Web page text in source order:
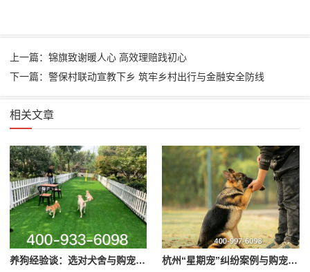
上一篇：锦旗致谢暖人心 高效理赔践初心
下一篇：警保村联动宣教下乡 筑牢乡村出行与金融安全防线
相关文章
养狗经验谈：选对犬舍与购宠避坑要点参考 杭州“星期宠”纠纷案例与购宠避坑提醒